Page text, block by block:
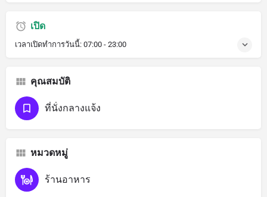
เปิด
เวลาเปิดทำการวันนี้: 07:00 - 23:00
คุณสมบัติ
ที่นั่งกลางแจ้ง
หมวดหมู่
ร้านอาหาร